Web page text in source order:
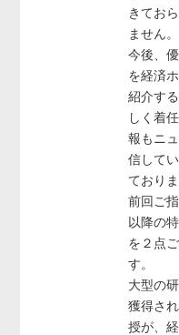
きてお
ません。
今後、
を経済
紹介す
しく着
報もニ
信して
ておりま
前回ご
以降の
を２点
す。
大型の
獲得さ
授が、